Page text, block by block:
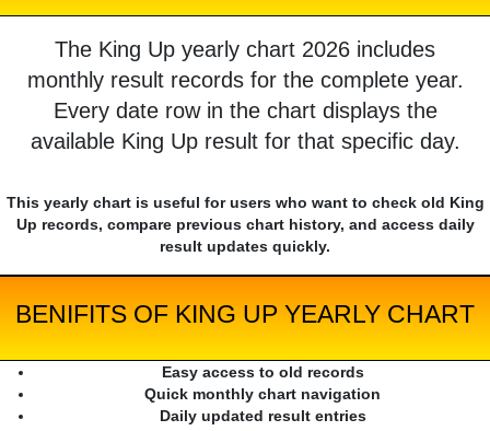
The King Up yearly chart 2026 includes
monthly result records for the complete year.
Every date row in the chart displays the
available King Up result for that specific day.
This yearly chart is useful for users who want to check old King
Up records, compare previous chart history, and access daily
result updates quickly.
BENIFITS OF KING UP YEARLY CHART
Easy access to old records
Quick monthly chart navigation
Daily updated result entries